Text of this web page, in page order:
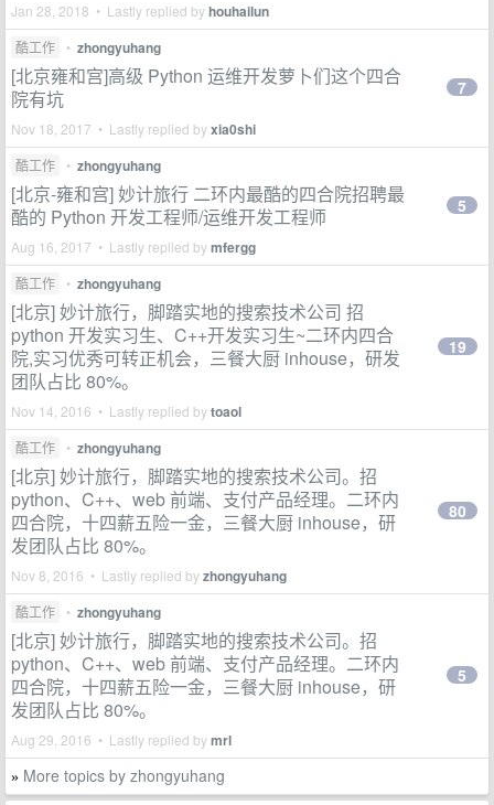
Jan 28, 2018 • Lastly replied byhouhailun
酷工作 • zhongyuhang
[北京雍和宫]高级 Python 运维开发萝卜们这个四合
院有坑
Nov 18, 2017 • Lastly replied byxia0shi
7
酷工作 • zhongyuhang
[北京-雍和宫] 妙计旅行 二环内最酷的四合院招聘最
酷的 Python 开发工程师/运维开发工程师
Aug 16, 2017 • Lastly replied bymfergg
5
酷工作 • zhongyuhang
[北京] 妙计旅行，脚踏实地的搜索技术公司 招
python 开发实习生、C++开发实习生~二环内四合
院,实习优秀可转正机会，三餐大厨 inhouse，研发
团队占比 80%。
Nov 14, 2016 • Lastly replied bytoaol
19
酷工作 • zhongyuhang
[北京] 妙计旅行，脚踏实地的搜索技术公司。招
python、C++、web 前端、支付产品经理。二环内
四合院，十四薪五险一金，三餐大厨 inhouse，研
发团队占比 80%。
Nov 8, 2016 • Lastly replied byzhongyuhang
80
酷工作 • zhongyuhang
[北京] 妙计旅行，脚踏实地的搜索技术公司。招
python、C++、web 前端、支付产品经理。二环内
四合院，十四薪五险一金，三餐大厨 inhouse，研
发团队占比 80%。
Aug 29, 2016 • Lastly replied bymrl
5
» More topics by zhongyuhang